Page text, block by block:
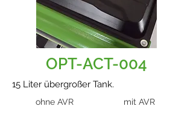
OPT-ACT-004
15 Liter übergroßer Tank.
ohne AVR mit AVR